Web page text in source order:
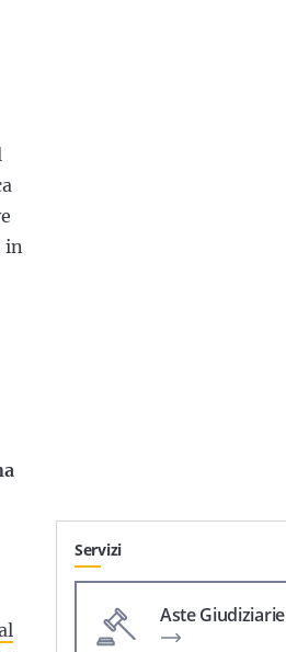
in
Servizi
Aste Giudiziarie